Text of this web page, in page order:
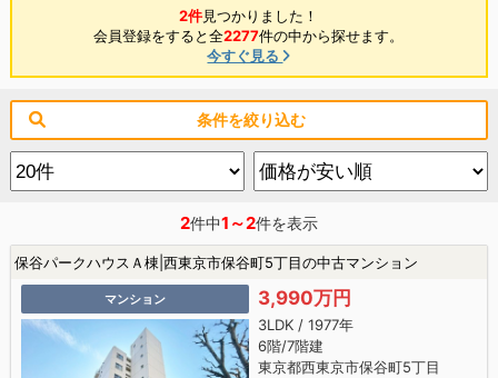
2件見つかりました！
会員登録をすると全2277件の中から探せます。
今すぐ見る
条件を絞り込む
2件中1～2件を表示
保谷パークハウスＡ棟|西東京市保谷町5丁目の中古マンション
マンション 3,990万円
3LDK / 1977年
6階/7階建
東京都西東京市保谷町5丁目